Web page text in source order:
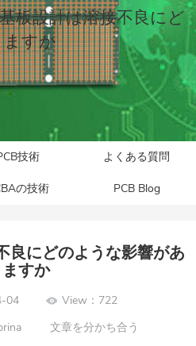
板設計は溶接不良にど
すか
技術 よくある質問
の技術 PCB Blog
良にどのような影響があ
ますか
04
View：722
文章を分かち合う